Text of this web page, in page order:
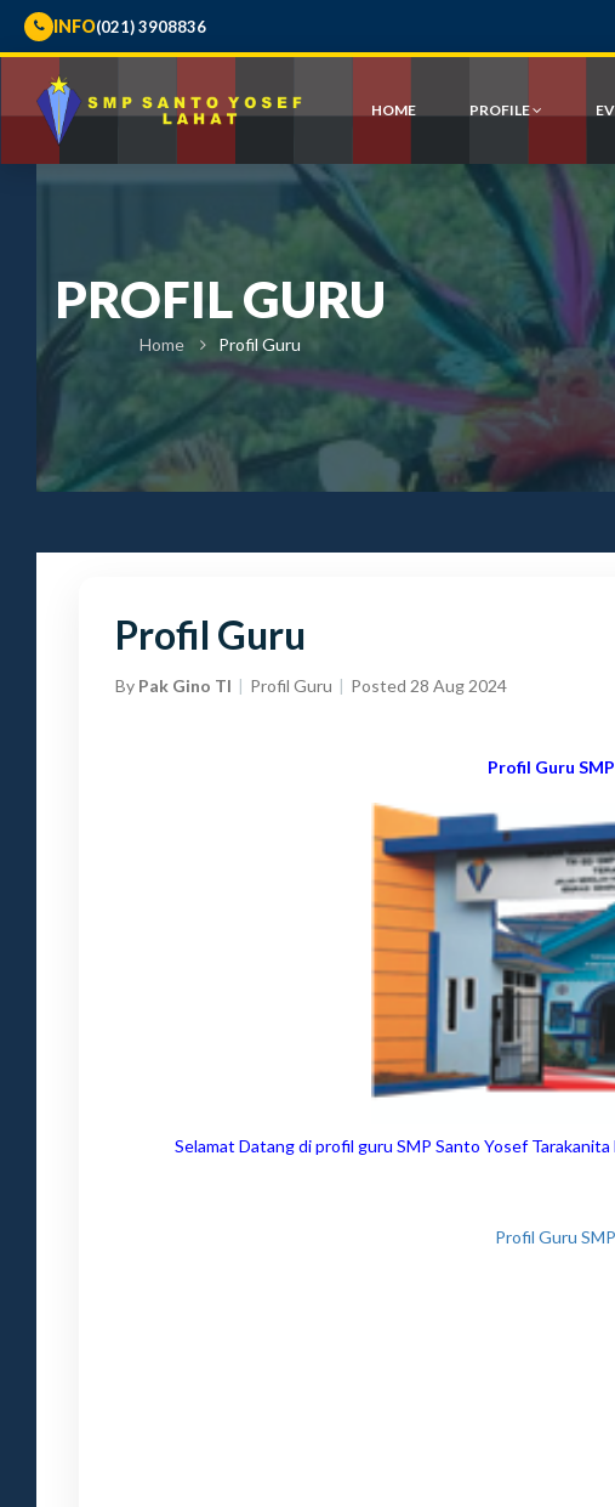
INFO(021) 3908836
HOME PROFILE
PROFIL GURU
Home Profil Guru
Profil Guru
By Pak Gino TI Profil Guru Posted 28 Aug 2024
Profil Guru
Selamat Datang di profil guru SMP Santo Yosef
Profil Guru